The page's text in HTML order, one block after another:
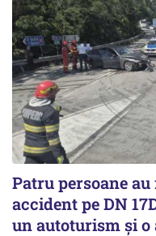
Patru persoane
accident pe DN
un autoturism și